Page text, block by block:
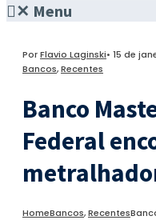
✕ Menu
PorFlavio Laginski• 15 de
Bancos,Recentes
Banco
Federal
HomeBancos,Recentes